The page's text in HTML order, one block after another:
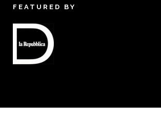
FEATURED BY